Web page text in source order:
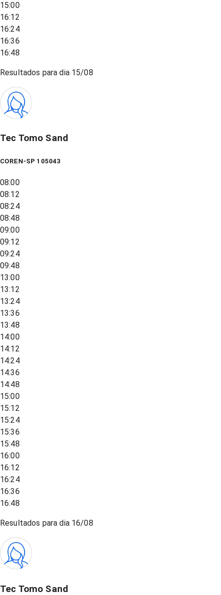
15:00
16:12
16:24
16:36
16:48
Resultados para dia 15/08
Tec Tomo Sand
COREN-SP 105043
08:00
08:12
08:24
08:48
09:00
09:12
09:24
09:48
13:00
13:12
13:24
13:36
13:48
14:00
14:12
14:24
14:36
14:48
15:00
15:12
15:24
15:36
15:48
16:00
16:12
16:24
16:36
16:48
Resultados para dia 16/08
Tec Tomo Sand